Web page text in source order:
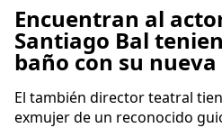
Encuentran al
Santiago Bal
baño con su
El también director teatral
exmujer de un reconocido